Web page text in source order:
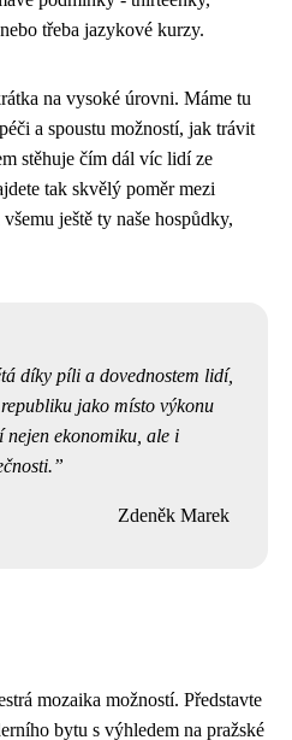
třeba jazykové kurzy.
na vysoké úrovni. Máme tu
a spoustu možností, jak trávit
stěhuje čím dál víc lidí ze
tak skvělý poměr mezi
ještě ty naše hospůdky,
díky píli a dovednostem lidí,
jako místo výkonu
nejen ekonomiku, ale i
Zdeněk Marek
mozaika možností. Představte
bytu s výhledem na pražské